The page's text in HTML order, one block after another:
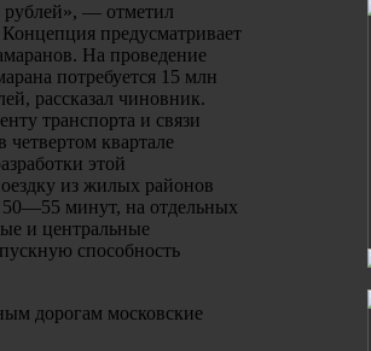
рублей», — отметил
предусматривает
На проведение
потребуется 15 млн
рассказал чиновник.
транспорта и связи
четвертом квартале
этой
из жилых районов
50—55 минут, на отдельных
и центральные
способность
дорогам московские